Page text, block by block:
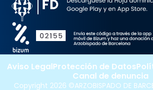
Copyright 2026 ©ARZOBISPADO DE
Aviso LegalProtección de Datos
Canal de denuncia